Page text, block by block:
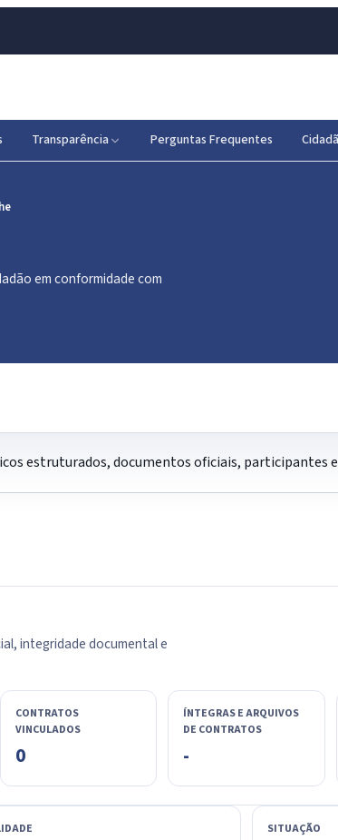
Transparência Perguntas Frequentes
em conformidade com
estruturados, documentos oficiais,
integridade documental e
CONTRATOS
VINCULADOS
0
ÍNTEGRAS E ARQUIVOS
DE CONTRATOS
-
SITUAÇÃO